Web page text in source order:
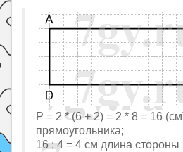
P = 2 * (6 + 2) = 2 * 8 = 16
прямоугольника;
16 : 4 = 4 см длина стороны